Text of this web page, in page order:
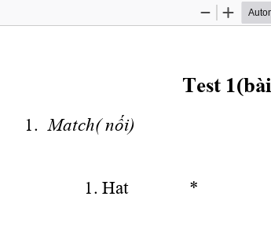
Zoom
Zoom
Test 1(bài
1.
  Match(
nối)
             1. Hat
*